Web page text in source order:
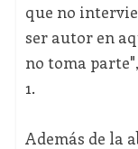
que no
ser autor en
no toma
1.
Además de la